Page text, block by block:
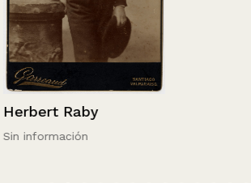
Herbert Raby
Sin información